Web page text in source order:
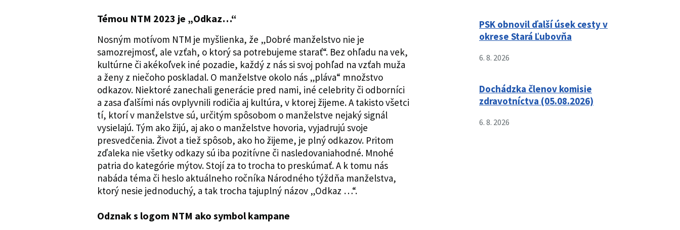
Témou NTM 2023 je „Odkaz…“
Nosným motívom NTM je myšlienka, že „Dobré manželstvo nie je
samozrejmosť, ale vzťah, o ktorý sa potrebujeme starať“. Bez ohľadu na vek,
kultúrne či akékoľvek iné pozadie, každý z nás si svoj pohľad na vzťah muža
a ženy z niečoho poskladal. O manželstve okolo nás „pláva“ množstvo
odkazov. Niektoré zanechali generácie pred nami, iné celebrity či odborníci
a zasa ďalšími nás ovplyvnili rodičia aj kultúra, v ktorej žijeme. A takisto všetci
tí, ktorí v manželstve sú, určitým spôsobom o manželstve nejaký signál
vysielajú. Tým ako žijú, aj ako o manželstve hovoria, vyjadrujú svoje
presvedčenia. Život a tiež spôsob, ako ho žijeme, je plný odkazov. Pritom
zďaleka nie všetky odkazy sú iba pozitívne či nasledovaniahodné. Mnohé
patria do kategórie mýtov. Stojí za to trocha to preskúmať. A k tomu nás
nabáda téma či heslo aktuálneho ročníka Národného týždňa manželstva,
ktorý nesie jednoduchý, a tak trocha tajuplný názov „Odkaz …“.
Odznak s logom NTM ako symbol kampane
PSK obnovil ďalší úsek cesty v
okrese Stará Ľubovňa
6. 8. 2026
Dochádzka členov komisie
zdravotníctva (05.08.2026)
6. 8. 2026